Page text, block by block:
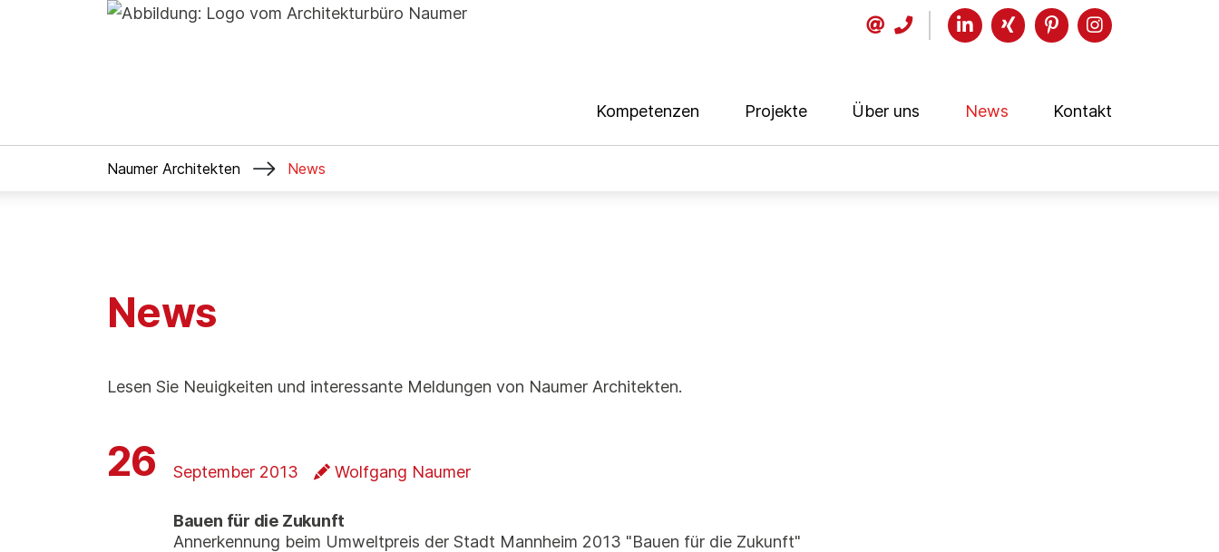
Kompetenzen Projekte Über uns News Kontakt
Naumer Architekten  News
News
Lesen Sie Neuigkeiten und interessante Meldungen von Naumer Architekten.
Bauen für die Zukunft
Annerkennung beim Umweltpreis der Stadt Mannheim 2013 "Bauen für die Zukunft"
26 September 2013 Wolfgang Naumer